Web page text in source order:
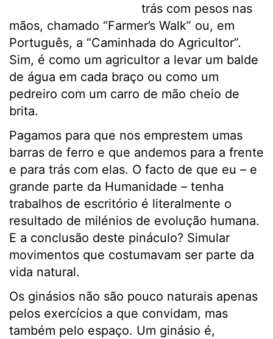
trás com pesos nas
mãos, chamado “Farmer’s Walk” ou, em
Português, a “Caminhada do Agricultor”.
Sim, é como um agricultor a levar um balde
de água em cada braço ou como um
pedreiro com um carro de mão cheio de
brita.
Pagamos para que nos emprestem umas
barras de ferro e que andemos para a frente
e para trás com elas. O facto de que eu – e
grande parte da Humanidade – tenha
trabalhos de escritório é literalmente o
resultado de milénios de evolução humana.
E a conclusão deste pináculo? Simular
movimentos que costumavam ser parte da
vida natural.
Os ginásios não são pouco naturais apenas
pelos exercícios a que convidam, mas
também pelo espaço. Um ginásio é,